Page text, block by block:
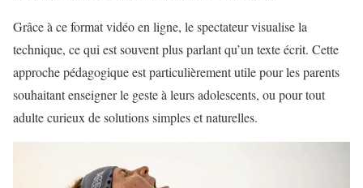
Grâce à ce format vidéo en ligne, le spectateur visualise la
technique, ce qui est souvent plus parlant qu’un texte écrit. Cette
approche pédagogique est particulièrement utile pour les parents
souhaitant enseigner le geste à leurs adolescents, ou pour tout
adulte curieux de solutions simples et naturelles.